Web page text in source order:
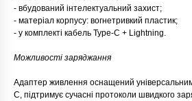
- вбудований інтелектуальний захист;
- матеріал корпусу: вогнетривкий пластик;
- у комплекті кабель Type-C + Lightning.
Можливості заряджання
Адаптер живлення оснащений
C, підтримує сучасні протоколи швидкого